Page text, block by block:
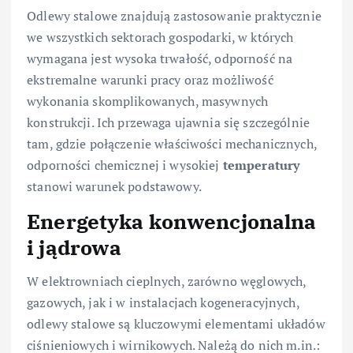
Odlewy stalowe znajdują zastosowanie praktycznie
we wszystkich sektorach gospodarki, w których
wymagana jest wysoka trwałość, odporność na
ekstremalne warunki pracy oraz możliwość
wykonania skomplikowanych, masywnych
konstrukcji. Ich przewaga ujawnia się szczególnie
tam, gdzie połączenie właściwości mechanicznych,
odporności chemicznej i wysokiej temperatury
stanowi warunek podstawowy.
Energetyka konwencjonalna
i jądrowa
W elektrowniach cieplnych, zarówno węglowych,
gazowych, jak i w instalacjach kogeneracyjnych,
odlewy stalowe są kluczowymi elementami układów
ciśnieniowych i wirnikowych. Należą do nich m.in.: